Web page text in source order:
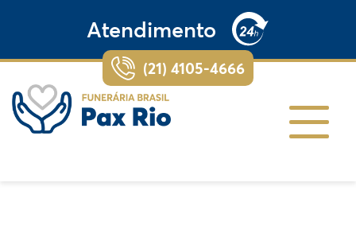
Atendimento
(21) 4105-4666